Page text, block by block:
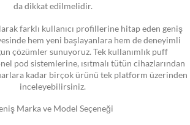
da dikkat edilmelidir.
farklı kullanıcı profillerine hitap eden geniş
hem yeni başlayanlara hem de deneyimli
çözümler sunuyoruz. Tek kullanımlık puff
pod sistemlerine, ısıtmalı tütün cihazlarından
kadar birçok ürünü tek platform üzerinden
inceleyebilirsiniz.
Marka ve Model Seçeneği